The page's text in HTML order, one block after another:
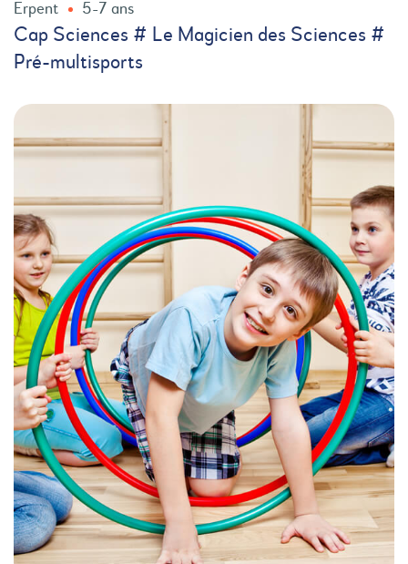
Erpent 5-7 ans
Cap Sciences # Le Magicien des Sciences #
Pré-multisports